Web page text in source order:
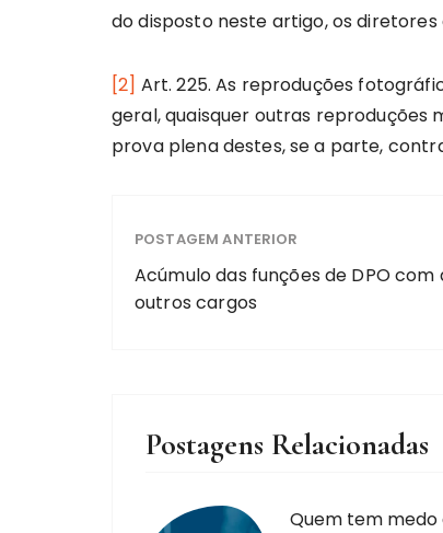
do disposto neste artigo, os
[2] Art. 225. As reproduções
geral, quaisquer outras reproduções
prova plena destes, se a parte,
POSTAGEM ANTERIOR
Acúmulo das funções de DPO com
outros cargos
Postagens Relacionadas
Quem tem medo